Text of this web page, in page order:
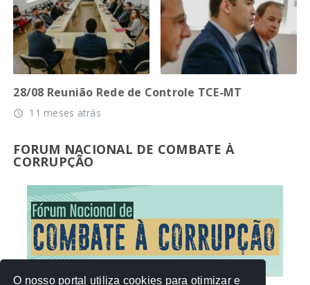
28/08 Reunião Rede de Controle TCE-MT
access_time 11 meses atrás
FORUM NACIONAL DE COMBATE À
CORRUPÇÃO
O nosso portal utiliza cookies para otimizar e